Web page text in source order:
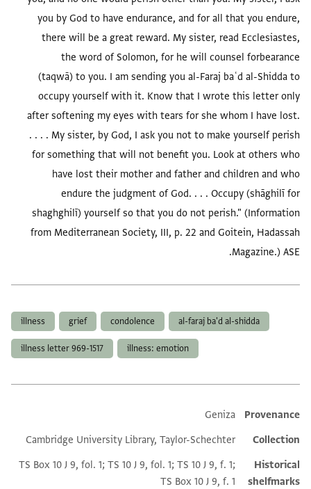
you by God to have endurance, and for all that you endure,
there will be a great reward. My sister, read Ecclesiastes,
the word of Solomon, for he will counsel forbearance
(taqwā) to you. I am sending you al-Faraj baʿd al-Shidda to
occupy yourself with it. Know that I wrote this letter only
after softening my eyes with tears for she whom I have lost.
. . . . My sister, by God, I ask you not to make yourself perish
for something that will not benefit you. Look at others who
have lost their mother and father and children and who
endure the judgment of God. . . . Occupy (shāghilī for
shaghghilī) yourself so that you do not perish." (Information
from Mediterranean Society, III, p. 22 and Goitein, Hadassah
Magazine.) ASE.
al-faraj ba'd al-shidda
condolence
grief
illness
illness: emotion
illness letter 969-1517
Additional metadata
Provenance
Geniza
Collection
Cambridge University Library, Taylor-Schechter
Historical
shelfmarks
TS Box 10 J 9, fol. 1; TS 10 J 9, fol. 1; TS 10 J 9, f. 1;
TS Box 10 J 9, f. 1